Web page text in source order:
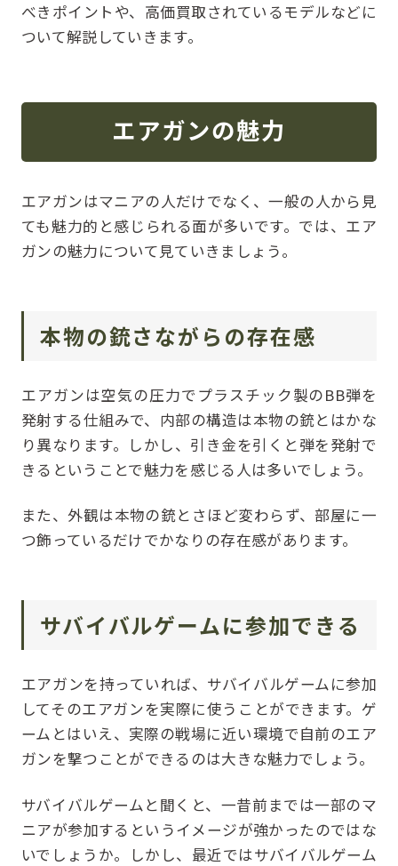
べきポイントや、高価買取されているモデルなどに
ついて解説していきます。
エアガンの魅力
エアガンはマニアの人だけでなく、一般の人から見
ても魅力的と感じられる面が多いです。では、エア
ガンの魅力について見ていきましょう。
本物の銃さながらの存在感
エアガンは空気の圧力でプラスチック製のBB弾を
発射する仕組みで、内部の構造は本物の銃とはかな
り異なります。しかし、引き金を引くと弾を発射で
きるということで魅力を感じる人は多いでしょう。
また、外観は本物の銃とさほど変わらず、部屋に一
つ飾っているだけでかなりの存在感があります。
サバイバルゲームに参加できる
エアガンを持っていれば、サバイバルゲームに参加
してそのエアガンを実際に使うことができます。ゲ
ームとはいえ、実際の戦場に近い環境で自前のエア
ガンを撃つことができるのは大きな魅力でしょう。
サバイバルゲームと聞くと、一昔前までは一部のマ
ニアが参加するというイメージが強かったのではな
いでしょうか。しかし、最近ではサバイバルゲーム